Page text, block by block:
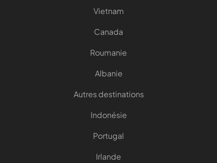
Vietnam
Canada
Roumanie
Albanie
Autres destinations
Indonésie
Portugal
Irlande